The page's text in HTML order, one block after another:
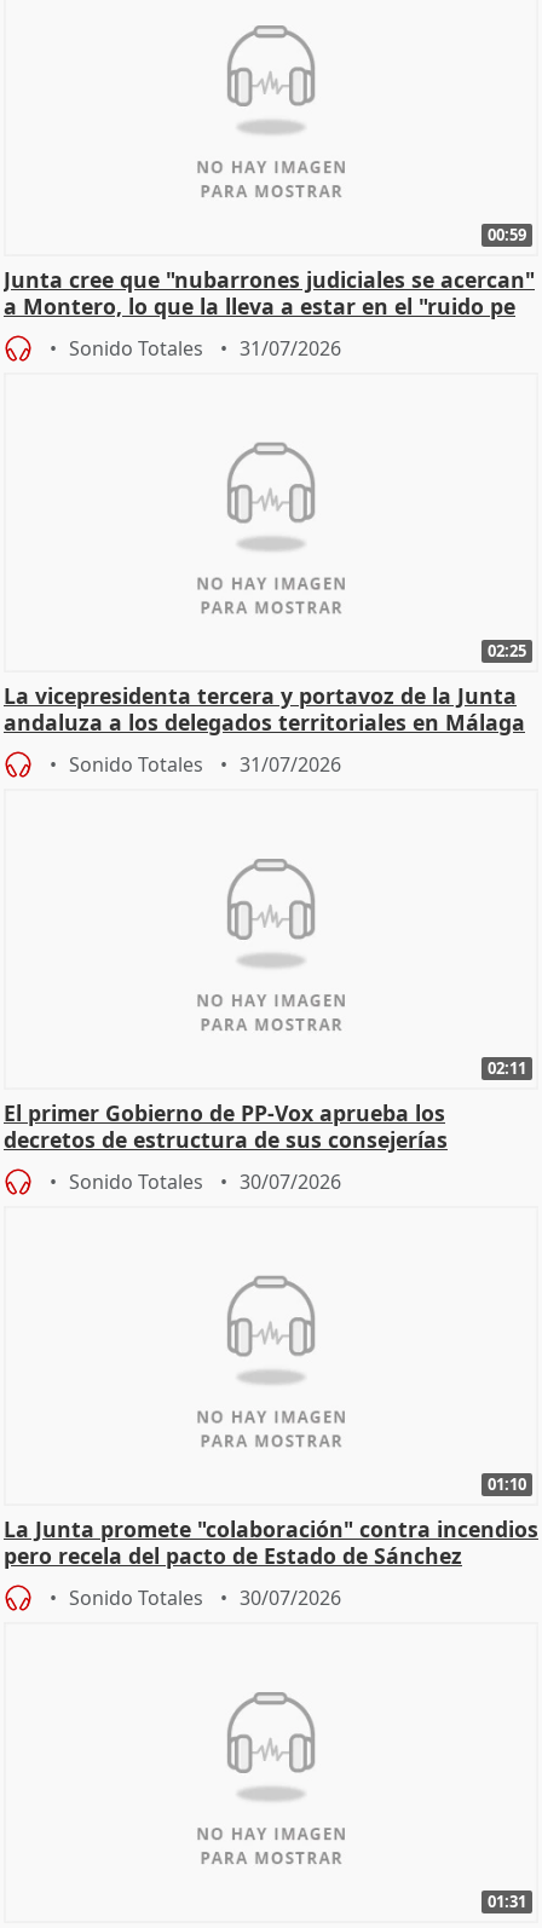
00:59
Junta cree que "nubarrones judiciales se acercan"
a Montero, lo que la lleva a estar en el "ruido pe
Sonido Totales 31/07/2026
02:25
La vicepresidenta tercera y portavoz de la Junta
andaluza a los delegados territoriales en Málaga
Sonido Totales 31/07/2026
02:11
El primer Gobierno de PP-Vox aprueba los
decretos de estructura de sus consejerías
Sonido Totales 30/07/2026
01:10
La Junta promete "colaboración" contra incendios
pero recela del pacto de Estado de Sánchez
Sonido Totales 30/07/2026
01:31